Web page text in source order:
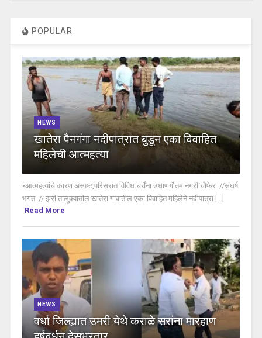
POPULAR
NEWS
खातेरा पैनगंगा नदीपात्रात बुडून एका विवाहित
महिलेची आत्महत्या
•आत्महत्यांचे कारण अस्पष्ट,परिसरात विविध चर्चेंना उधाणगौतम नगरी चौफेर //संघर्ष
भगत // झरी तालुक्यातील खातेरा गावातील एका विवाहित महिलेने नदीपात्रा [...]
Read More
NEWS
वर्धा जिल्ह्यात उमरी येथे कराळे सरांना मारहाण